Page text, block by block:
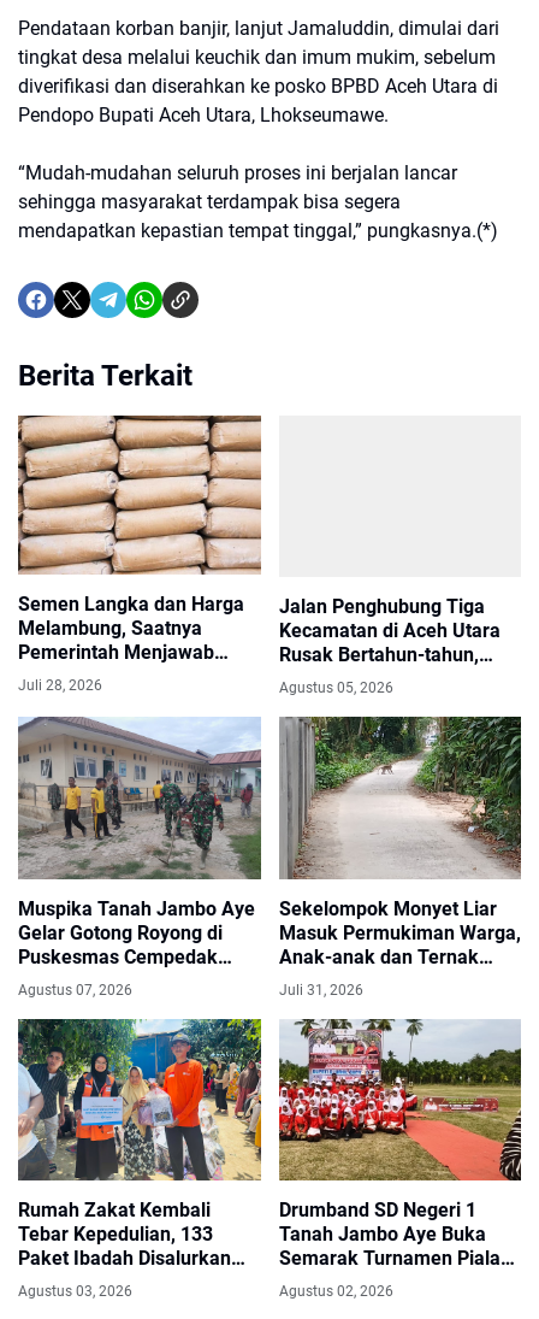
Pendataan korban banjir, lanjut Jamaluddin, dimulai dari
tingkat desa melalui keuchik dan imum mukim, sebelum
diverifikasi dan diserahkan ke posko BPBD Aceh Utara di
Pendopo Bupati Aceh Utara, Lhokseumawe.
“Mudah-mudahan seluruh proses ini berjalan lancar
sehingga masyarakat terdampak bisa segera
mendapatkan kepastian tempat tinggal,” pungkasnya.(*)
Berita Terkait
Semen Langka dan Harga
Melambung, Saatnya
Pemerintah Menjawab
Keresahan Masyarakat
Juli 28, 2026
Jalan Penghubung Tiga
Kecamatan di Aceh Utara
Rusak Bertahun-tahun,
Warga Harapkan Perbaikan
Agustus 05, 2026
Muspika Tanah Jambo Aye
Gelar Gotong Royong di
Puskesmas Cempedak
Sambut HUT ke-81 RI
Agustus 07, 2026
Sekelompok Monyet Liar
Masuk Permukiman Warga,
Anak-anak dan Ternak
Dikhawatirkan Terancam
Juli 31, 2026
Rumah Zakat Kembali
Tebar Kepedulian, 133
Paket Ibadah Disalurkan
untuk Warga Terdampak
Banjir
Agustus 03, 2026
Drumband SD Negeri 1
Tanah Jambo Aye Buka
Semarak Turnamen Piala
Bupati dan Wakil Bupati
Aceh Utara
Agustus 02, 2026